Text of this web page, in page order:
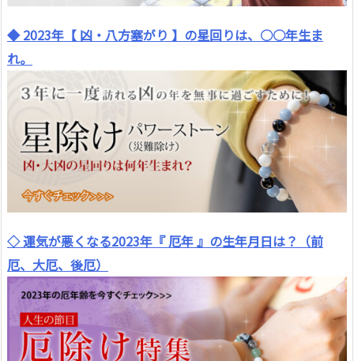
◆ 2023年【 凶・八方塞がり 】の星回りは、○○年生ま
れ。
◇ 運気が悪くなる2023年『 厄年 』の生年月日は？（前
厄、大厄、後厄）